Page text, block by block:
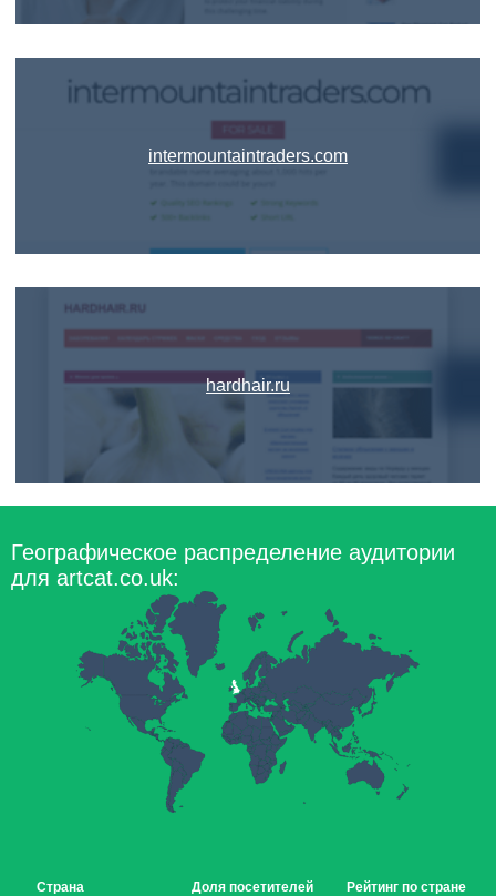
intermountaintraders.com
hardhair.ru
Географическое распределение аудитории
для artcat.co.uk:
Страна Доля посетителей Рейтинг по стране